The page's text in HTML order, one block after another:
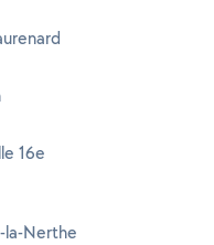
16e
la-Nerthe